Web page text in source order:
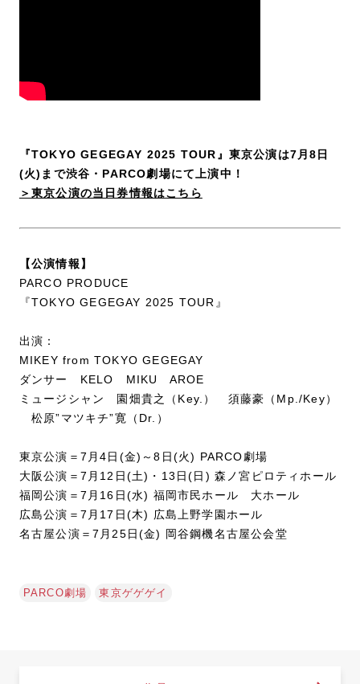
『TOKYO GEGEGAY 2025 TOUR』東京公演は7月8日
(火)まで渋谷・PARCO劇場にて上演中！
＞東京公演の当日券情報はこちら
【公演情報】
PARCO PRODUCE
『TOKYO GEGEGAY 2025 TOUR』
出演：
MIKEY from TOKYO GEGEGAY
ダンサー KELO MIKU AROE
ミュージシャン 園畑貴之（Key.） 須藤豪（Mp./Key）
松原”マツキチ”寛（Dr.）
東京公演＝7月4日(金)～8日(火) PARCO劇場
大阪公演＝7月12日(土)・13日(日) 森ノ宮ピロティホール
福岡公演＝7月16日(水) 福岡市民ホール 大ホール
広島公演＝7月17日(木) 広島上野学園ホール
名古屋公演＝7月25日(金) 岡谷鋼機名古屋公会堂
PARCO劇場 東京ゲゲゲイ